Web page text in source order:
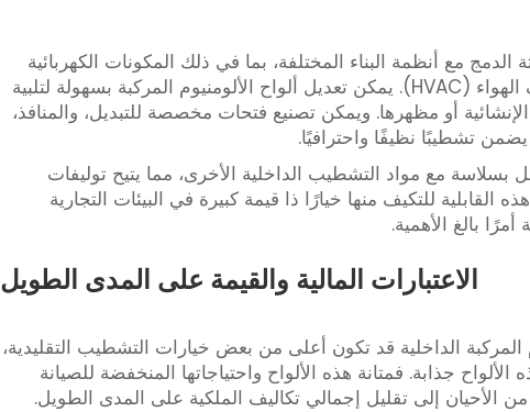
الدمج مع أنظمة البناء المختلفة، بما في ذلك المكونات الكهربائية
والإضاءة ونظام التدفئة والتهوية وتكييف الهواء (HVAC). يمكن تعديل ألواح الألومنيوم المركبة بسهولة لتلبية
أو مظهرها. ويمكن تصنيع فتحات مخصصة للتبديل، والمنافذ،
يضمن تشطيبًا نظيفًا واحترافيًا.
بسلاسة مع مواد التشطيب الداخلية الأخرى، مما يتيح توليفات
القابلية للتكيف منها خيارًا ذا قيمة كبيرة في البيئات التجارية
بالغ الأهمية.
الاعتبارات المالية والقيمة على المدى الطويل
المركبة الداخلية قد تكون أعلى من بعض خيارات التشطيب التقليدية،
جذابة. فمتانة هذه الألواح واحتياجاتها المنخفضة للصيانة
الأحيان إلى تقليل إجمالي تكاليف الملكية على المدى الطويل.